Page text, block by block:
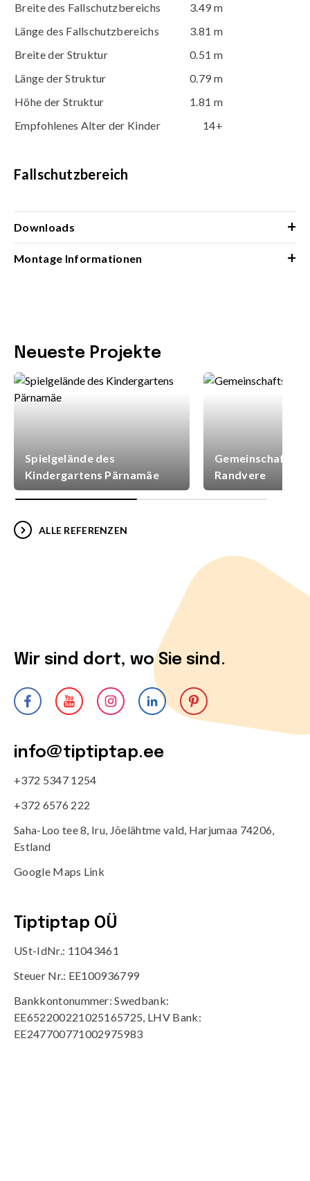
Breite des Fallschutzbereichs
3.49 m
Länge des Fallschutzbereichs
3.81 m
Breite der Struktur
0.51 m
Länge der Struktur
0.79 m
Höhe der Struktur
1.81 m
Empfohlenes Alter der Kinder
14+
Fallschutzbereich
Downloads +
Montage Informationen +
Neueste Projekte
Spielgelände des
Kindergartens Pärnamäe
Randvere
ALLE REFERENZEN
Wir sind dort, wo Sie sind.
info@tiptiptap.ee
+372 5347 1254
+372 6576 222
Saha-Loo tee 8, Iru, Jõelähtme vald, Harjumaa 74206,
Estland
Google Maps Link
Tiptiptap OÜ
USt-IdNr.: 11043461
Steuer Nr.: EE100936799
Bankkontonummer: Swedbank:
EE652200221025165725, LHV Bank:
EE247700771002975983